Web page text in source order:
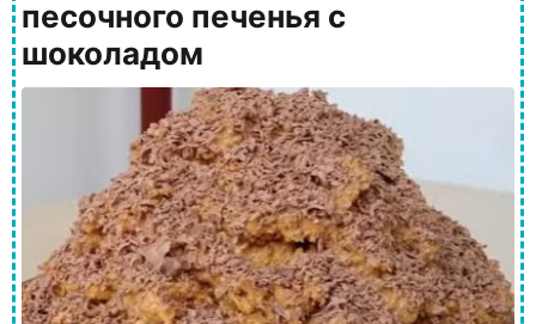
песочного печенья с
шоколадом